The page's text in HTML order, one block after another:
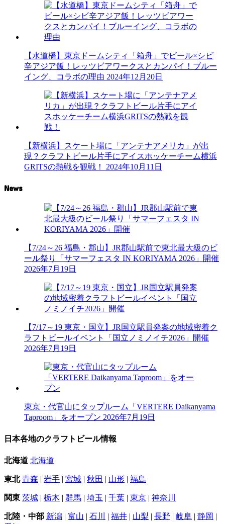
【水道橋】東京ドームシティ「箱舟」でビール×シビ
辛アジア飯！レッツビアワークスとカンパイ！ブルー
イング、コラボの理由 2024年12月20日
【新横浜】スケート場に「アンテナアメリカ」が出
現？クラフトビール片手にアイスホッケーチーム横浜
GRITSの熱戦を観戦！
2024年10月11日
News
【7/24～26 福島・郡山】JR郡山駅前で東北最大級のビ
ール祭り「サマーフェスタ IN KORIYAMA 2026」開催
2026年7月19日
【7/17～19 東京・国立】JR国立駅員発案の地域密着ク
ラフトビールイベント「国立ノミノイチ2026」開催
2026年7月19日
東京・代官山にタップルーム「VERTERE Daikanyama
Taproom」をオープン 2026年7月19日
日本各地のクラフトビール情報
北海道 北海道
東北 青森 | 岩手 | 宮城 | 秋田 | 山形 | 福島
関東 茨城 | 栃木 | 群馬 | 埼玉 | 千葉 | 東京 | 神奈川
北陸・中部 新潟 | 富山 | 石川 | 福井 | 山梨 | 長野 | 岐阜 | 静岡 |